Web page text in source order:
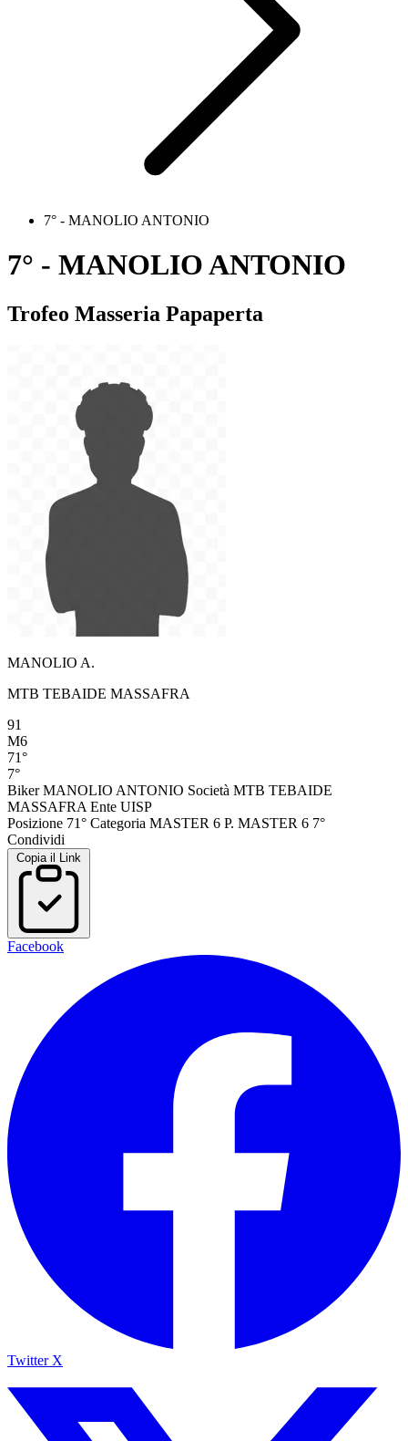
7° - MANOLIO ANTONIO
7° - MANOLIO ANTONIO
Trofeo Masseria Papaperta
MANOLIO A.
MTB TEBAIDE MASSAFRA
91
M6
71°
7°
Biker MANOLIO ANTONIO Società MTB TEBAIDE
MASSAFRA Ente UISP
Posizione 71° Categoria MASTER 6 P. MASTER 6 7°
Condividi
Copia il Link
Facebook
Twitter X